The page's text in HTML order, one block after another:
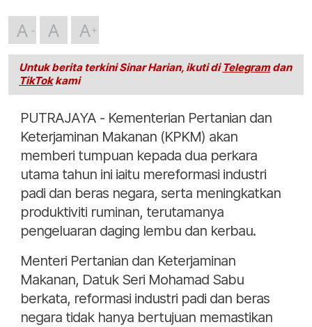
A A A
Untuk berita terkini Sinar Harian, ikuti di Telegramdan
TikTokkami
PUTRAJAYA - Kementerian Pertanian dan
Keterjaminan Makanan (KPKM) akan
memberi tumpuan kepada dua perkara
utama tahun ini iaitu mereformasi industri
padi dan beras negara, serta meningkatkan
produktiviti ruminan, terutamanya
pengeluaran daging lembu dan kerbau.
Menteri Pertanian dan Keterjaminan
Makanan, Datuk Seri Mohamad Sabu
berkata, reformasi industri padi dan beras
negara tidak hanya bertujuan memastikan